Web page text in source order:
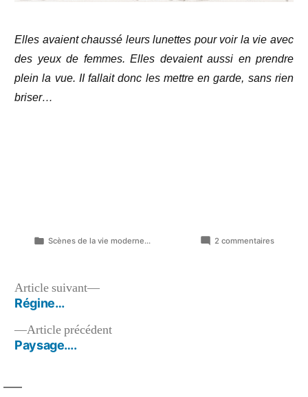
Elles avaient chaussé leurs lunettes pour voir la vie avec
des yeux de femmes. Elles devaient aussi en prendre
plein la vue. II fallait donc les mettre en garde, sans rien
briser…
Publié
Scènes de la vie moderne... 2 commentairessur
Navigation
de
l’article
Article précédentArticle
Paysage….
Article suivant
Article
Régine…